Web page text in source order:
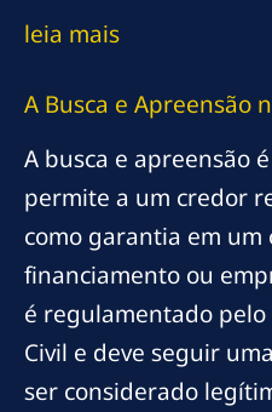
leia mais
A Busca e Apreensão
A busca e apreensão
permite a um credor
como garantia em um
financiamento ou
é regulamentado pelo
Civil e deve seguir
ser considerado